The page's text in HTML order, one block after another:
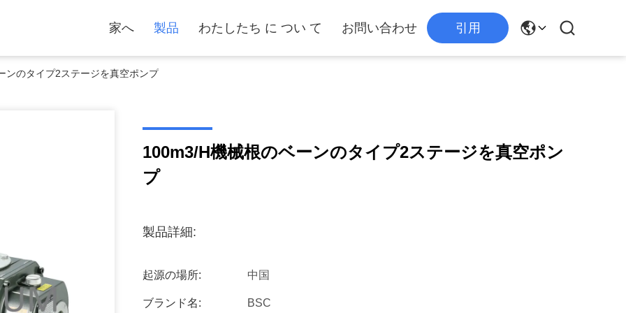
家へ 製品 わたしたち に つい て お問い合わせ 引用
ンのタイプ2ステージを真空ポンプ
100m3/H機械根のベーンのタイプ2ステージを真空ポン
プ
製品詳細:
起源の場所: 中国
ブランド名: BSC